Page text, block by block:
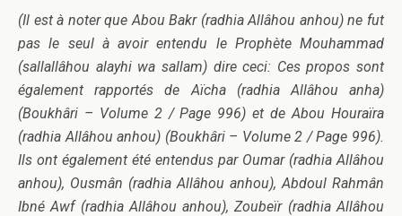
(Il est à noter que Abou Bakr (radhia Allâhou anhou) ne fut
pas le seul à avoir entendu le Prophète Mouhammad
(sallallâhou alayhi wa sallam) dire ceci: Ces propos sont
également rapportés de Aïcha (radhia Allâhou anha)
(Boukhâri – Volume 2 / Page 996) et de Abou Houraïra
(radhia Allâhou anhou) (Boukhâri – Volume 2 / Page 996).
Ils ont également été entendus par Oumar (radhia Allâhou
anhou), Ousmân (radhia Allâhou anhou), Abdoul Rahmân
Ibné Awf (radhia Allâhou anhou), Zoubeïr (radhia Allâhou